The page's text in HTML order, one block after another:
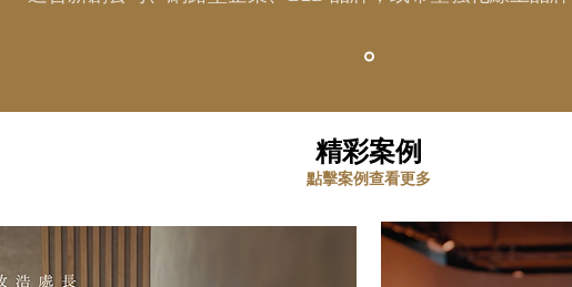
精彩案例
點擊案例查看更多